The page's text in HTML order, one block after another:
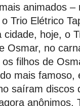
animados –
Trio Elétrico
hoje, o
Osmar, no
filhos de
mais famoso,
saíram discos